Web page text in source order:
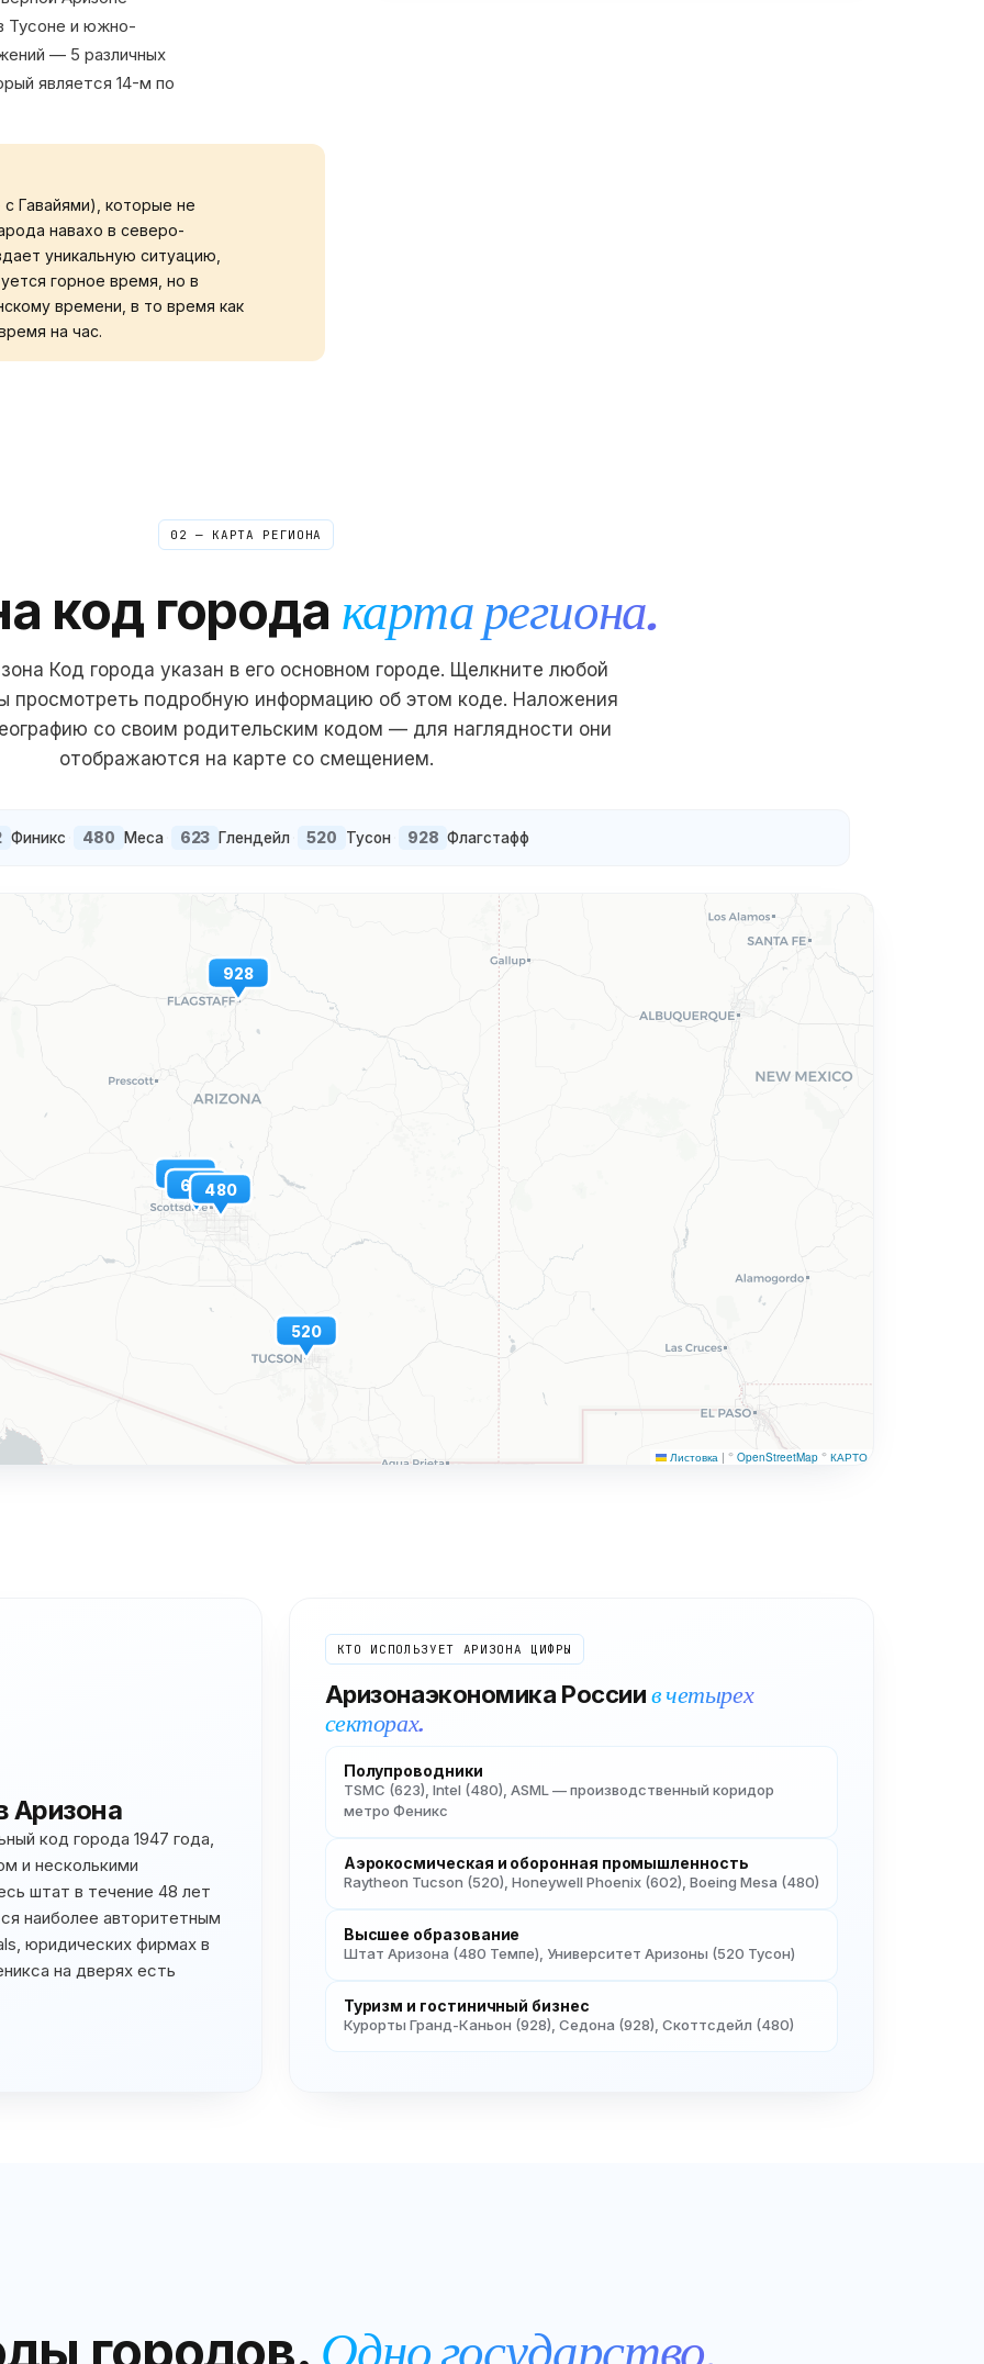
Тусоне и южно-
— 5 различных
является 14-м по
Гавайями), которые не
навахо в северо-
уникальную ситуацию,
горное время, но в
времени, в то время как
на час.
02 — КАРТА РЕГИОНА
код города карта региона.
Код города указан в его основном городе. Щелкните любой
просмотреть подробную информацию об этом коде. Наложения
со своим родительским кодом — для наглядности они
отображаются на карте со смещением.
Финикс 480 Меса 623 Глендейл 520 Тусон 928 Флагстафф
602480
623
520
928
Листовка | © OpenStreetMap © КАРТО
Аризона
код города 1947 года,
и несколькими
штат в течение 48 лет
наиболее авторитетным
юридических фирмах в
на дверях есть
КТО ИСПОЛЬЗУЕТ АРИЗОНА ЦИФРЫ
Аризонаэкономика Россиив четырех
секторах.
Полупроводники
TSMC (623), Intel (480), ASML — производственный коридор
метро Феникс
Аэрокосмическая и оборонная промышленность
Raytheon Tucson (520), Honeywell Phoenix (602), Boeing Mesa (480)
Высшее образование
Штат Аризона (480 Темпе), Университет Аризоны (520 Тусон)
Туризм и гостиничный бизнес
Курорты Гранд-Каньон (928), Седона (928), Скоттсдейл (480)
городов. Одно государство.